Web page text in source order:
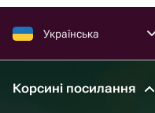
Українська
Корсині посилання